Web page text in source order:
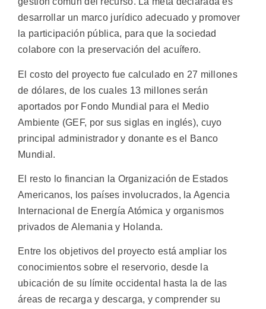
desarrollar un marco jurídico adecuado y promover
la participación pública, para que la sociedad
colabore con la preservación del acuífero.
El costo del proyecto fue calculado en 27 millones
de dólares, de los cuales 13 millones serán
aportados por Fondo Mundial para el Medio
Ambiente (GEF, por sus siglas en inglés), cuyo
principal administrador y donante es el Banco
Mundial.
El resto lo financian la Organización de Estados
Americanos, los países involucrados, la Agencia
Internacional de Energía Atómica y organismos
privados de Alemania y Holanda.
Entre los objetivos del proyecto está ampliar los
conocimientos sobre el reservorio, desde la
ubicación de su límite occidental hasta la de las
áreas de recarga y descarga, y comprender su